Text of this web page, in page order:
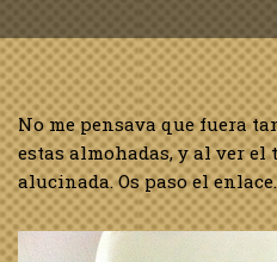
No me pensava que fuera
estas almohadas, y al ver el
alucinada. Os paso el